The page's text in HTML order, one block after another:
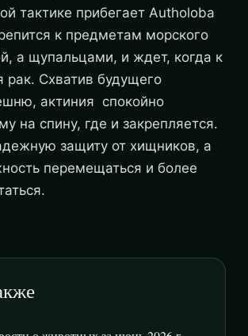
тактике прибегает Autholoba
к предметам морского
а щупальцами, и ждет, когда к
рак. Схватив будущего
актиния спокойно
на спину, где и закрепляется.
защиту от хищников, а
перемещаться и более